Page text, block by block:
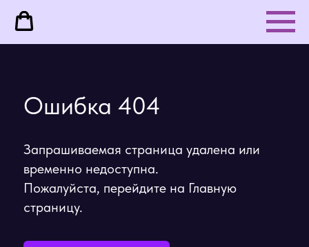
Ошибка 404
Запрашиваемая страница удалена или
временно недоступна.
Пожалуйста, перейдите на Главную
страницу.